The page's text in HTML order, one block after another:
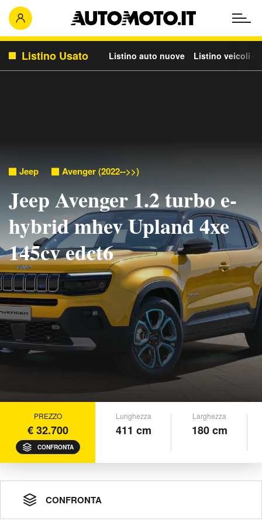
Listino Usato Listino auto nuove Listino veicoli
Jeep Avenger (2022-->>)
Jeep Avenger 1.2 turbo e-
hybrid mhev Upland 4xe
145cv edct6
PREZZO
€ 32.700
CONFRONTA
Lunghezza
411 cm
Larghezza
180 cm
CONFRONTA